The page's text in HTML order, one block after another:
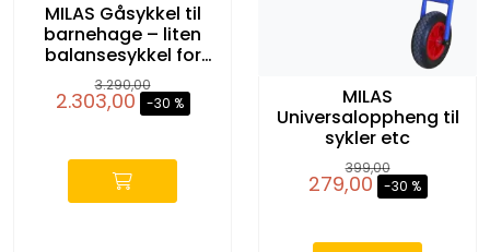
MILAS Gåsykkel til
barnehage – liten
balansesykkel for
barn 1–4 år
3.290,00
2.303,00 -30 %
MILAS
Universaloppheng til
sykler etc
399,00
279,00 -30 %